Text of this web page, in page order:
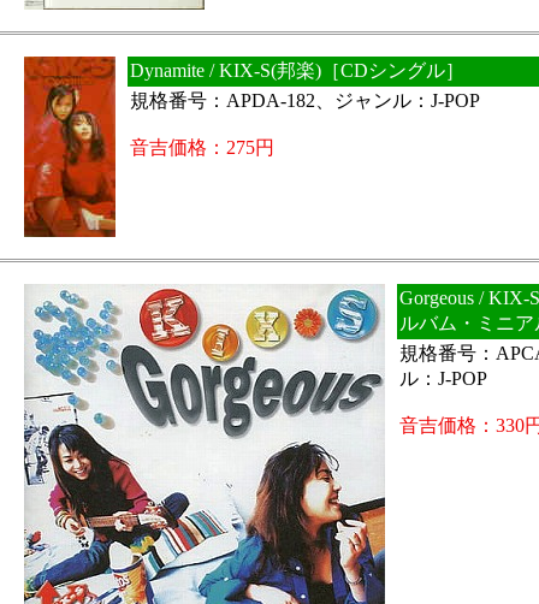
Dynamite / KIX-S(邦楽)［CDシングル］
規格番号：APDA-182、ジャンル：J-POP
音吉価格：275円
Gorgeous / KIX-
ルバム・ミニ
規格番号：
ル：J-POP
音吉価格：330